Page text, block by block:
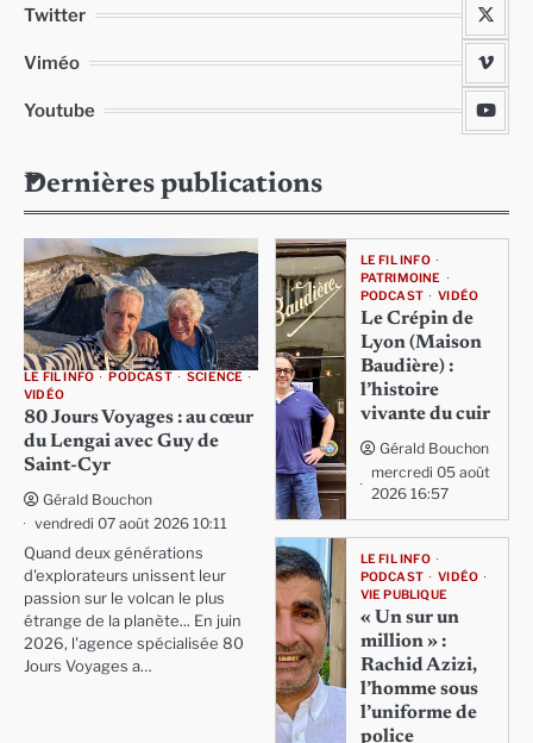
Twitter
Viméo
Youtube
Dernières publications
LE FIL INFO PODCAST
SCIENCE
VIDÉO
80 Jours Voyages : au cœur
du Lengai avec Guy de
Saint-Cyr
Gérald Bouchon
vendredi 07 août 2026 10:11
Quand deux générations
d'explorateurs unissent leur
passion sur le volcan le plus
étrange de la planète... En juin
2026, l'agence spécialisée 80
Jours Voyages a…
LE FIL INFO
PATRIMOINE
PODCAST
VIDÉO
Le Crépin de
Lyon (Maison
Baudière) :
l’histoire
vivante du cuir
Gérald Bouchon
mercredi 05 août
2026 16:57
LE FIL INFO
PODCAST
VIDÉO
VIE PUBLIQUE
« Un sur un
million » :
Rachid Azizi,
l’homme sous
l’uniforme de
police